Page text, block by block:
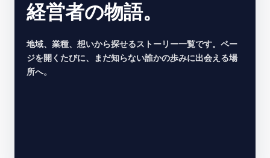
経営者の物語。
地域、業種、想いから探せるストーリー一覧です。ペー
ジを開くたびに、まだ知らない誰かの歩みに出会える場
所へ。